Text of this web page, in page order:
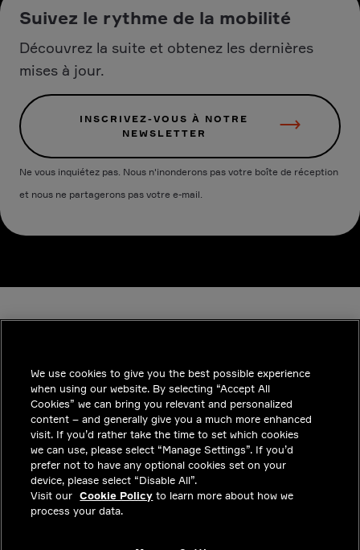
Suivez le rythme de la mobilité
Découvrez la suite et obtenez les dernières
mises à jour.
INSCRIVEZ-VOUS À NOTRE
NEWSLETTER
Ne vous inquiétez pas. Nous n'inonderons pas votre boîte de réception
et nous ne partagerons pas votre e-mail.
INDUSTRIES
INSIGHTS
SOLUTIONS
CARRIERES
INVESTISSEURS
We use cookies to give you the best possible experience
when using our website. By selecting “Accept All
Cookies” we can bring you relevant and personalized
content – and generally give you a much more enhanced
visit. If you’d rather take the time to set which cookies
we can use, please select “Manage Settings”. If you’d
prefer not to have any optional cookies set on your
device, please select “Disable All”.
Visit our Cookie Policy to learn more about how we
process your data.